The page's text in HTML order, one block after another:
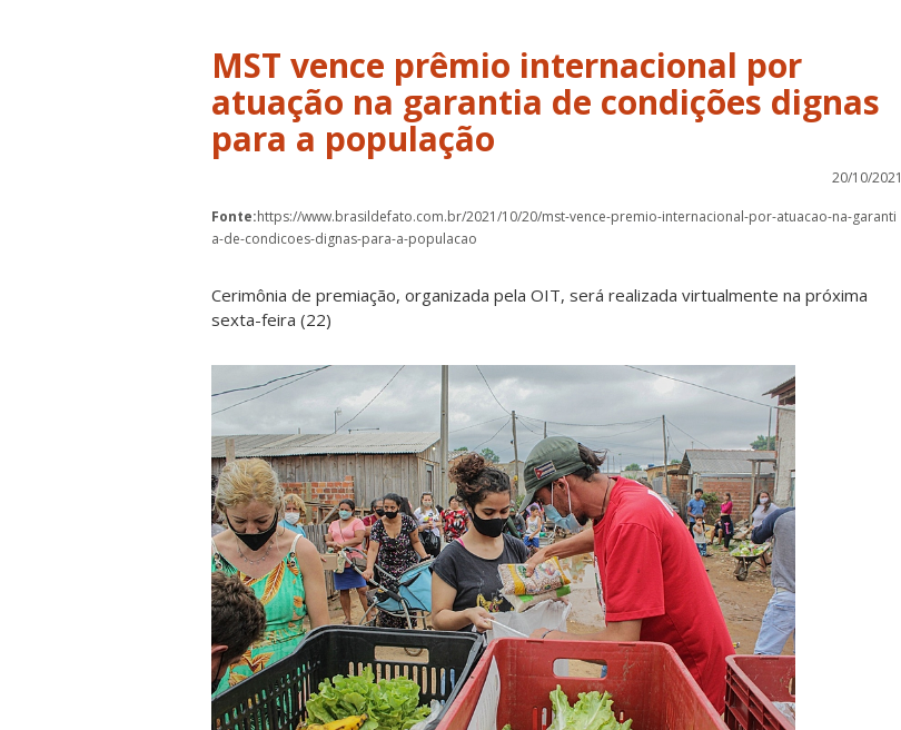
MST vence prêmio internacional por
atuação na garantia de condições dignas
para a população
20/10/2021
Fonte:https://www.brasildefato.com.br/2021/10/20/mst-vence-premio-internacional-por-atuacao-na-garanti
a-de-condicoes-dignas-para-a-populacao
Cerimônia de premiação, organizada pela OIT, será realizada virtualmente na próxima
sexta-feira (22)